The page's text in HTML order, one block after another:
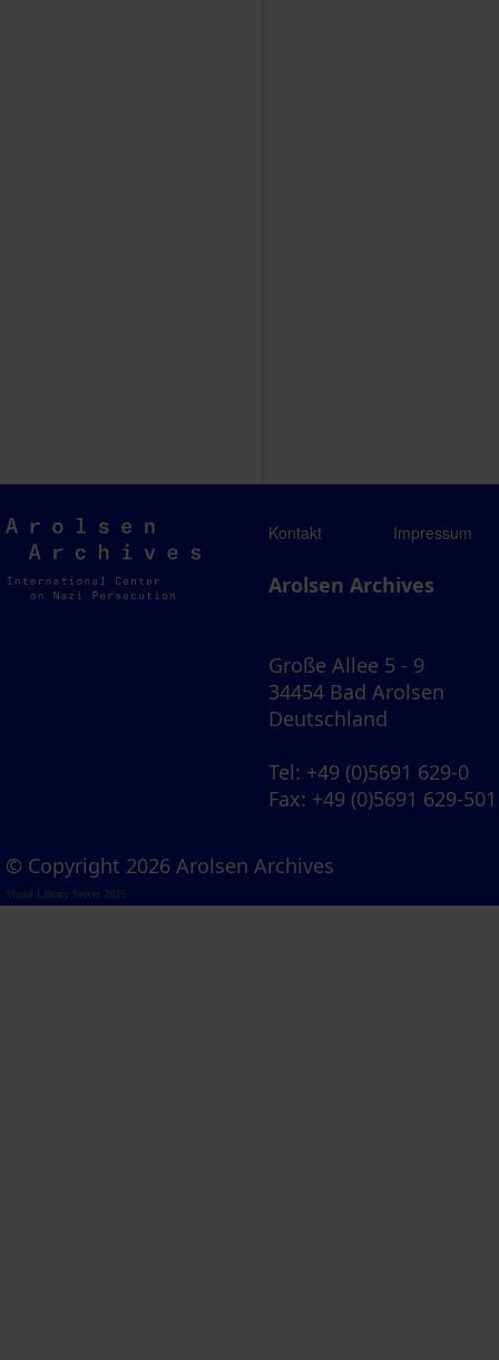
Arolsen
Archives
Kontakt Impressum
Arolsen Archives
Große Allee 5 - 9
34454 Bad Arolsen
Deutschland
Tel: +49 (0)5691 629-0
Fax: +49 (0)5691 629-501
© Copyright 2026 Arolsen Archives
Visual Library Server 2026